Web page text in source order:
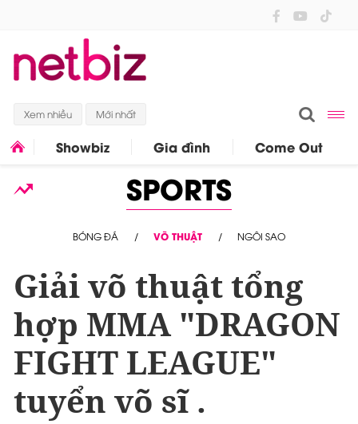
Xem nhiều Mới nhất
Showbiz Gia đình Come Out
SPORTS
BÓNG ĐÁ VÕ THUẬT NGÔI SAO
Giải võ thuật tổng
hợp MMA "DRAGON
FIGHT LEAGUE"
tuyển võ sĩ .